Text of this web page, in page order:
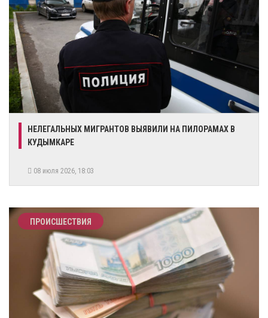
НЕЛЕГАЛЬНЫХ МИГРАНТОВ ВЫЯВИЛИ НА ПИЛОРАМАХ В
КУДЫМКАРЕ
08 июля 2026, 18:03
ПРОИСШЕСТВИЯ